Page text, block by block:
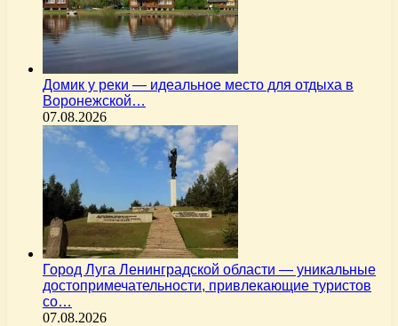
Домик у реки — идеальное место для отдыха в
Воронежской…
07.08.2026
Город Луга Ленинградской области — уникальные
достопримечательности, привлекающие туристов
со…
07.08.2026